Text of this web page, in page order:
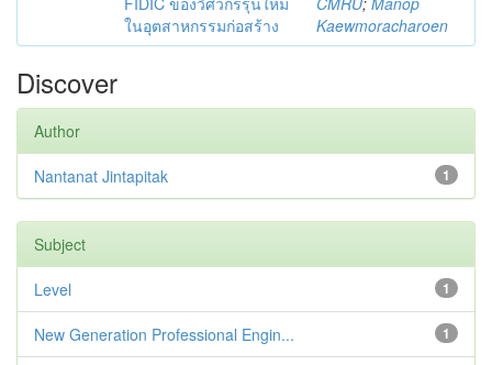
ในอุตสาหกรรมก่อสร้าง
Kaewmoracharoen
Discover
Author
1
Nantanat Jintapitak
Subject
1
Level
1
New Generation Professional Engin...